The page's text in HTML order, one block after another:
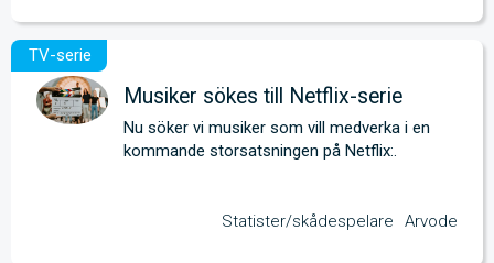
Musiker sökes till Netflix-serie
Nu söker vi musiker som vill medverka i en
kommande storsatsningen på Netflix:.
Statister/skådespelare Arvode